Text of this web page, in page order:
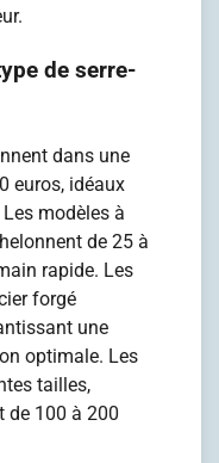
de serre-
dans une
euros, idéaux
modèles à
de 25 à
rapide. Les
forgé
une
optimale. Les
tailles,
de 100 à 200